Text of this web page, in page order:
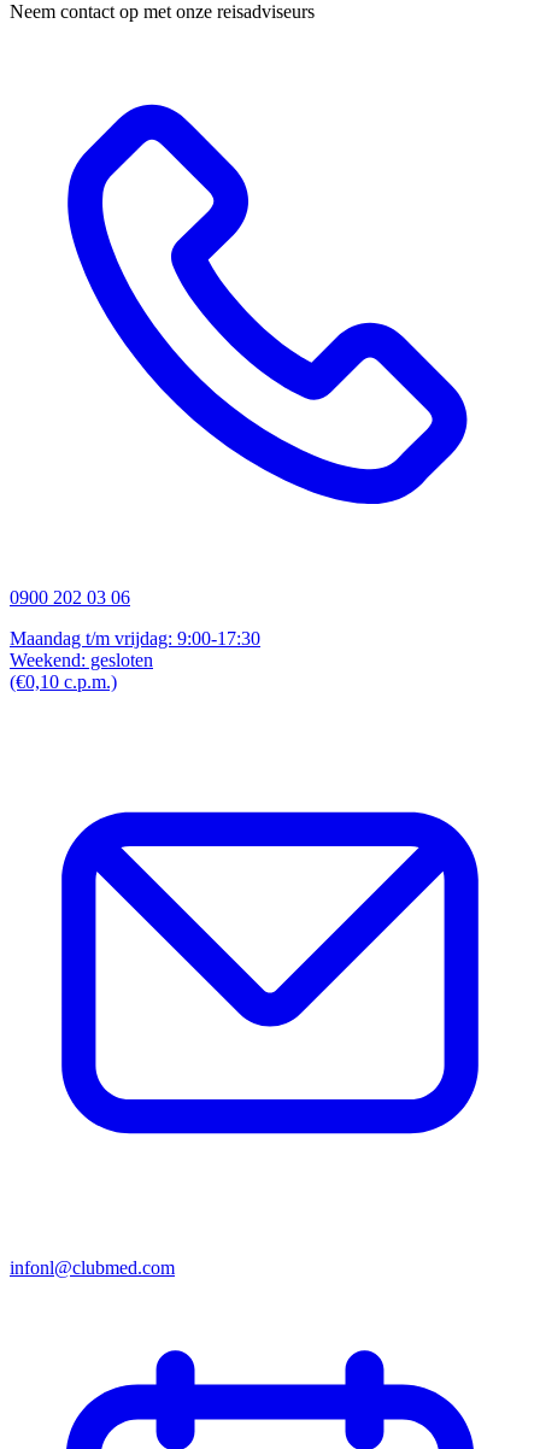
Neem contact op met onze reisadviseurs
0900 202 03 06
Maandag t/m vrijdag: 9:00-17:30
Weekend: gesloten
(€0,10 c.p.m.)
infonl@clubmed.com